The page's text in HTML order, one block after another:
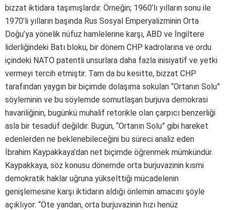
bizzat iktidara taşımışlardır. Örneğin; 1960’lı yılların sonu ile
1970’li yılların başında Rus Sosyal Emperyalizminin Orta
Doğu’ya yönelik nüfuz hamlelerine karşı, ABD ve İngiltere
liderliğindeki Batı bloku, bir dönem CHP kadrolarına ve ordu
içindeki NATO patentli unsurlara daha fazla inisiyatif ve yetki
vermeyi tercih etmiştir. Tam da bu kesitte, bizzat CHP
tarafından yaygın bir biçimde dolaşıma sokulan “Ortanın Solu”
söyleminin ve bu söylemde somutlaşan burjuva demokrasi
havariliğinin, bugünkü muhalif retorikle olan çarpıcı benzerliği
asla bir tesadüf değildir. Bugün, “Ortanın Solu” gibi hareket
edenlerden ne beklenebileceğini bu süreci analiz eden
İbrahim Kaypakkaya’dan net biçimde öğrenmek mümkündür.
Kaypakkaya, söz konusu dönemde orta burjuvazinin kısmi
demokratik haklar uğruna yükselttiği mücadelenin
genişlemesine karşı iktidarın aldığı önlemin amacını şöyle
açıklıyor: “Öte yandan, orta burjuvazinin hızı henüz